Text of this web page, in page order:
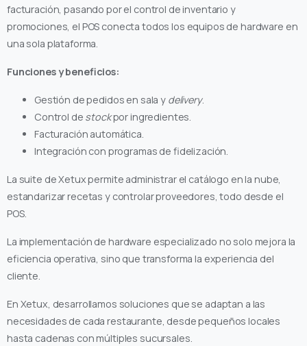
facturación, pasando por el control de inventario y
promociones, el POS conecta todos los equipos de hardware en
una sola plataforma.
Funciones y beneficios:
Gestión de pedidos en sala y delivery.
Control de stockpor ingredientes.
Facturación automática.
Integración con programas de fidelización.
La suite de Xetux permite administrar el catálogo en la nube,
estandarizar recetas y controlar proveedores, todo desde el
POS.
La implementación de hardware especializado no solo mejora la
eficiencia operativa, sino que transforma la experiencia del
cliente.
En Xetux, desarrollamos soluciones que se adaptan a las
necesidades de cada restaurante, desde pequeños locales
hasta cadenas con múltiples sucursales.